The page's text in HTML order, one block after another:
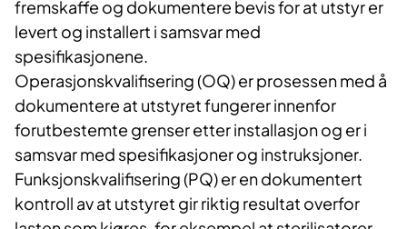
fremskaffe og dokumentere bevis for at utstyr er
levert og installert i samsvar med
spesifikasjonene.
Operasjonskvalifisering (OQ) er prosessen med å
dokumentere at utstyret fungerer innenfor
forutbestemte grenser etter installasjon og er i
samsvar med spesifikasjoner og instruksjoner.
Funksjonskvalifisering (PQ) er en dokumentert
kontroll av at utstyret gir riktig resultat overfor